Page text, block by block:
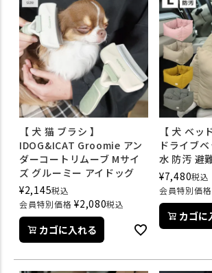
【 犬 猫 ブラシ 】
IDOG&ICAT Groomie アン
ダーコートリムーブ Mサイ
ズ グルーミー アイドッグ
¥2,145税込
会員特別価格 ¥2,080税込
カゴに入れる
【 犬 ベッ
ドライブ
水 防汚 避
¥7,480税込
会員特別価格
カゴに